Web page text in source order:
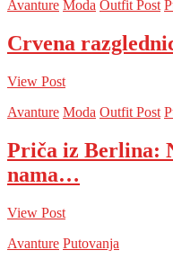
Avanture Moda Outfit Post
Crvena
View Post
Avanture Moda Outfit Post
Priča iz Berlina:
nama…
View Post
Avanture Putovanja